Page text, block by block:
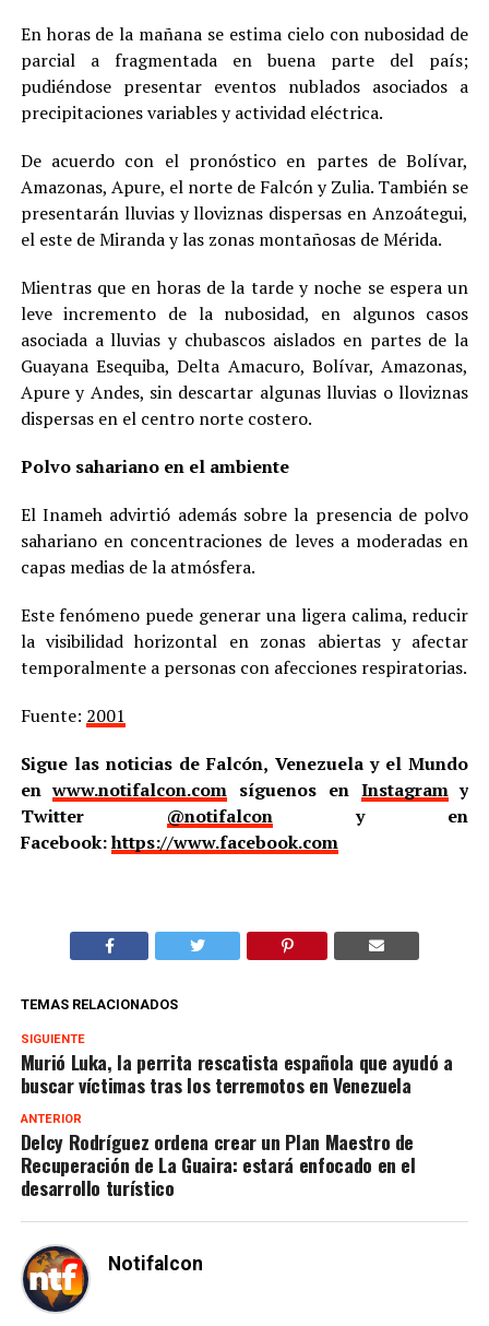
En horas de la mañana se estima cielo con nubosidad de
parcial a fragmentada en buena parte del país;
pudiéndose presentar eventos nublados asociados a
precipitaciones variables y actividad eléctrica.
De acuerdo con el pronóstico en partes de Bolívar,
Amazonas, Apure, el norte de Falcón y Zulia. También se
presentarán lluvias y lloviznas dispersas en Anzoátegui,
el este de Miranda y las zonas montañosas de Mérida.
Mientras que en horas de la tarde y noche se espera un
leve incremento de la nubosidad, en algunos casos
asociada a lluvias y chubascos aislados en partes de la
Guayana Esequiba, Delta Amacuro, Bolívar, Amazonas,
Apure y Andes, sin descartar algunas lluvias o lloviznas
dispersas en el centro norte costero.
Polvo sahariano en el ambiente
El Inameh advirtió además sobre la presencia de polvo
sahariano en concentraciones de leves a moderadas en
capas medias de la atmósfera.
Este fenómeno puede generar una ligera calima, reducir
la visibilidad horizontal en zonas abiertas y afectar
temporalmente a personas con afecciones respiratorias.
Fuente: 2001
Sigue las noticias de Falcón, Venezuela y el Mundo
enwww.notifalcon.com síguenos en Instagramy
Twitter @notifalcony en
Facebook:https://www.facebook.com
TEMAS RELACIONADOS
SIGUIENTE
Murió Luka, la perrita rescatista española que ayudó a
buscar víctimas tras los terremotos en Venezuela
ANTERIOR
Delcy Rodríguez ordena crear un Plan Maestro de
Recuperación de La Guaira: estará enfocado en el
desarrollo turístico
Notifalcon